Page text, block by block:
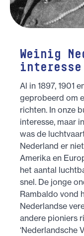
Weinig
Al in 1897, 1901
geprobeerd om
richten. In onze
interesse, maar
was de
Nederland er
Amerika en
het aantal
snel. De jonge
Rambaldo vond
Nederlandse
andere pioniers
‘Nederlandsche